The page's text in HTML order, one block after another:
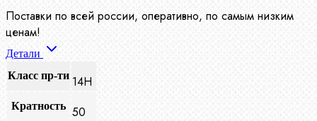
Поставки по всей россии, оперативно, по самым низким
ценам!
Детали
Класс пр-ти 14Н
Кратность 50